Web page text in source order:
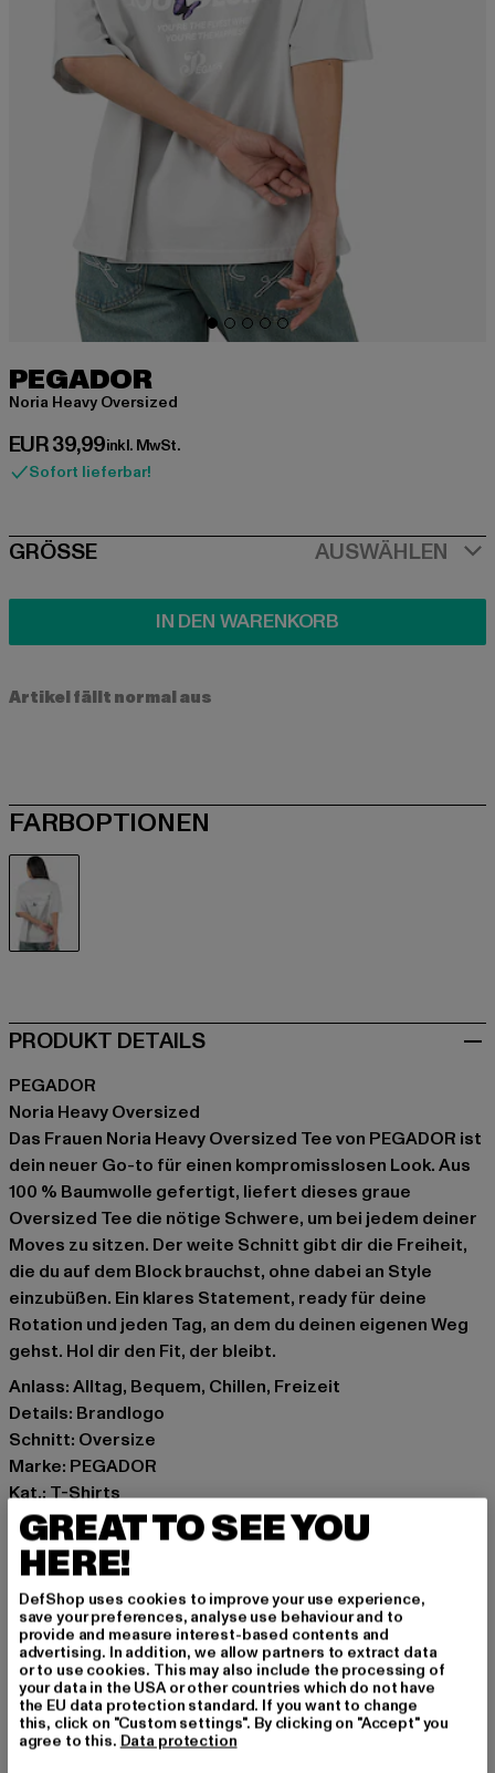
PEGADOR
Noria Heavy Oversized
EUR 39,99
Derzeitiger Preis: EUR 39,99
inkl. MwSt.
Sofort lieferbar!
SIZE
GRÖSSE AUSWÄHLEN
IN DEN WARENKORB
Artikel fällt normal aus
FARBOPTIONEN
PRODUKT DETAILS
PEGADOR
Noria Heavy Oversized
Das Frauen Noria Heavy Oversized Tee von PEGADOR ist
dein neuer Go-to für einen kompromisslosen Look. Aus
100 % Baumwolle gefertigt, liefert dieses graue
Oversized Tee die nötige Schwere, um bei jedem deiner
Moves zu sitzen. Der weite Schnitt gibt dir die Freiheit,
die du auf dem Block brauchst, ohne dabei an Style
einzubüßen. Ein klares Statement, ready für deine
Rotation und jeden Tag, an dem du deinen eigenen Weg
gehst. Hol dir den Fit, der bleibt.
Anlass: Alltag, Bequem, Chillen, Freizeit
Details: Brandlogo
Schnitt: Oversize
Marke: PEGADOR
Kat.: T-Shirts
Farbe: grau
Hersteller Farbe: washed pure grey
Materialzusammensetzung: 100% Baumwolle
Art.Nr: PGDR6079-23762
Hersteller: Pegador GmbH |support@pegador.com
Hollefeldstraße 16 | 48282 Emsdetten | DE
GRÖSSE & PASSFORM
GREAT TO SEE YOU
HERE!
DefShop uses cookies to improve your use experience,
save your preferences, analyse use behaviour and to
provide and measure interest-based contents and
advertising. In addition, we allow partners to extract data
or to use cookies. This may also include the processing of
your data in the USA or other countries which do not have
the EU data protection standard. If you want to change
this, click on "Custom settings". By clicking on "Accept" you
agree to this. Data protection